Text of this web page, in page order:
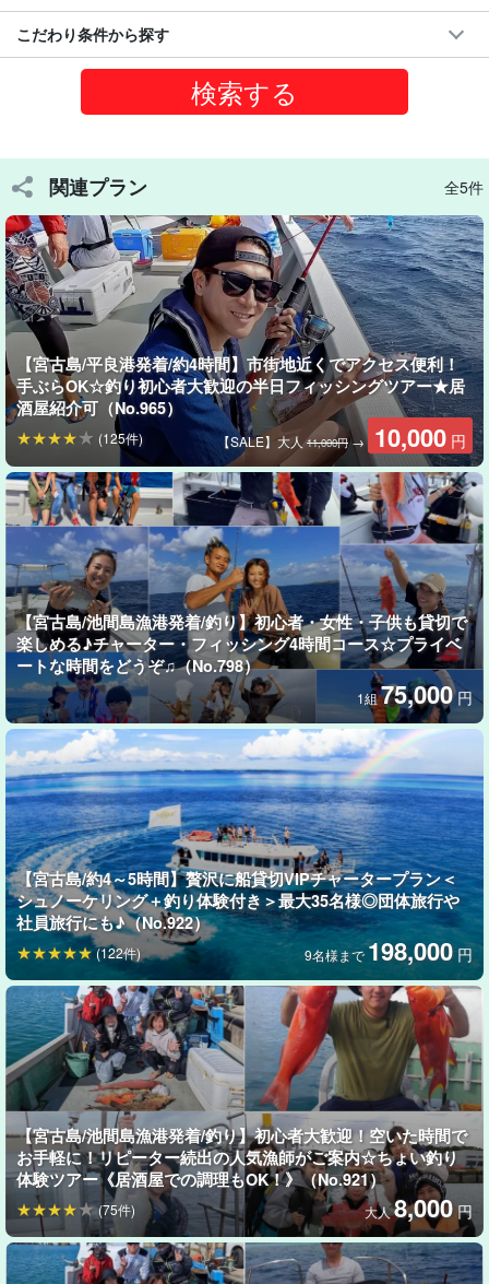
ハタ＆フエフキをねらい撃ち
カツオのハラゴやサンマの切り身等をエサに、水深30ｍ～60ｍを
探るシーアンカーでの流し釣りです。
アカハタなどのハタ類、フエフキダイ、グルクンなど多彩な南国
魚に挑戦！
道具の扱いもエサ付けもガイドが丁寧にフォローするので、初心
者・女性・お子様も安心です◎
釣れる魚の種類
◆ハタ類
スジアラ・バラハタ・アカハタ・ナミハタなど
◆フエフキダイ類
キツネフエフキ・アミメフエフキ・ハマフエフキ・シロダイ
など
◆カワハギ類
アジ・アオチビキ・キツネウオ・グルクン・ヒメジなど
釣った魚は“今夜の一品”へ
居酒屋紹介の流れがカンタン
こだわり条件から探す
関連プラン 全5件
【宮古島/平良港発着/約4時間】市街地近くでアクセス便利！
手ぶらOK☆釣り初心者大歓迎の半日フィッシングツアー★居
酒屋紹介可（No.965）
【SALE】大人11,000円→ 10,000 円
(125件)
【宮古島/池間島漁港発着/釣り】初心者・女性・子供も貸切で
楽しめる♪チャーター・フィッシング4時間コース☆プライベ
ートな時間をどうぞ♫（No.798）
1組75,000 円
【宮古島/約4～5時間】贅沢に船貸切VIPチャータープラン＜
シュノーケリング＋釣り体験付き＞最大35名様◎団体旅行や
社員旅行にも♪（No.922）
9名様まで198,000 円
(122件)
【宮古島/池間島漁港発着/釣り】初心者大歓迎！空いた時間で
お手軽に！リピーター続出の人気漁師がご案内☆ちょい釣り
体験ツアー《居酒屋での調理もOK！》（No.921）
大人8,000 円
(75件)